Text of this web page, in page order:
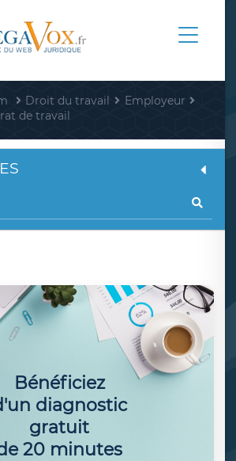
Droit du travail
Employeur
de travail
Bénéficiez
diagnostic
gratuit
20 minutes